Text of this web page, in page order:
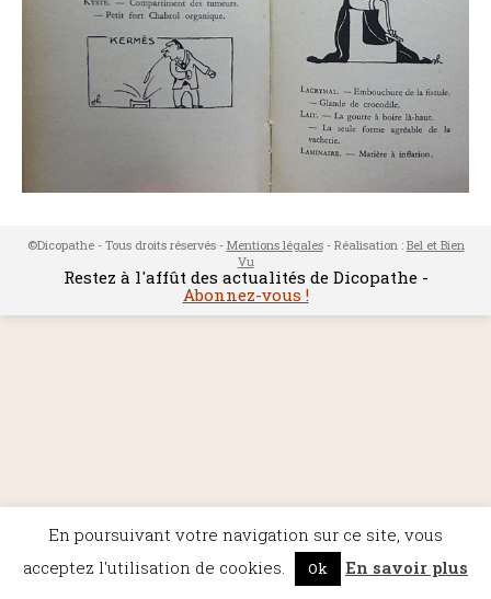
©Dicopathe - Tous droits réservés - Mentions légales- Réalisation : Bel et Bien
Vu
Restez à l'affût des actualités de Dicopathe -
Abonnez-vous !
En poursuivant votre navigation sur ce site, vous
acceptez l'utilisation de cookies.
Ok En savoir plus